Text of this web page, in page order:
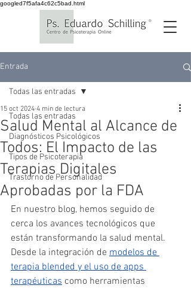
googled7f5afa4c62c5bad.html
Entrada
Todas las entradas
Diagnósticos Psicológicos
Tipos de Psicoterapia
Trastorno de Personalidad
Todas las entradas
Salud Mental al Alcance de
Todos: El Impacto de las
Terapias Digitales
Aprobadas por la FDA
15 oct 2024 4 min de lectura
En nuestro blog, hemos seguido de
cerca los avances tecnológicos que
están transformando la salud mental.
Desde la integración de modelos de
terapia blended y el uso de apps
terapéuticas como herramientas